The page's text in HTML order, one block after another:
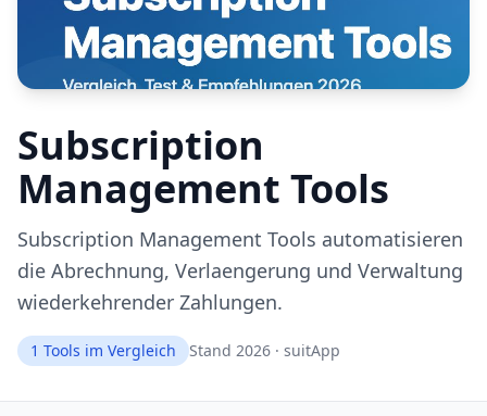
Subscription
Management Tools
Subscription Management Tools automatisieren
die Abrechnung, Verlaengerung und Verwaltung
wiederkehrender Zahlungen.
1 Tools im Vergleich Stand 2026 · suitApp